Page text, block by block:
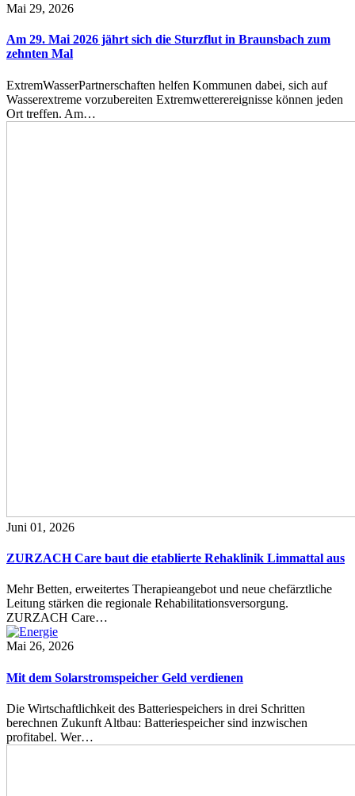
Mai 29, 2026
Am 29. Mai 2026 jährt sich die Sturzflut in Braunsbach zum
zehnten Mal
ExtremWasserPartnerschaften helfen Kommunen dabei, sich auf
Wasserextreme vorzubereiten Extremwetterereignisse können jeden
Ort treffen. Am…
Juni 01, 2026
ZURZACH Care baut die etablierte Rehaklinik Limmattal aus
Mehr Betten, erweitertes Therapieangebot und neue chefärztliche
Leitung stärken die regionale Rehabilitationsversorgung.
ZURZACH Care…
Mai 26, 2026
Mit dem Solarstromspeicher Geld verdienen
Die Wirtschaftlichkeit des Batteriespeichers in drei Schritten
berechnen Zukunft Altbau: Batteriespeicher sind inzwischen
profitabel. Wer…